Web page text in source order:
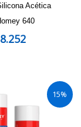
Acética
640
8.252
15%